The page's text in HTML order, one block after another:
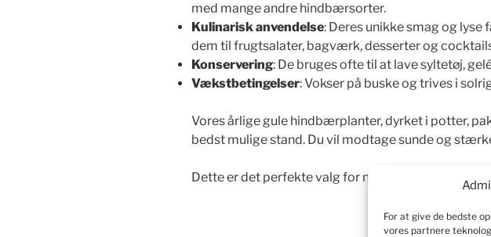
For at give de bedste
vores partnere
med mange andre hindbærsorter.
Kulinarisk anvendelse: Deres unikke smag og
dem til frugtsalater, bagværk, desserter og
Konservering: De bruges ofte til at lave syltetøj,
Vækstbetingelser: Vokser på buske og trives i
Vores årlige gule hindbærplanter, dyrket i potter,
bedst mulige stand. Du vil modtage sunde og
Dette er det perfekte valg for nybegyndere, der